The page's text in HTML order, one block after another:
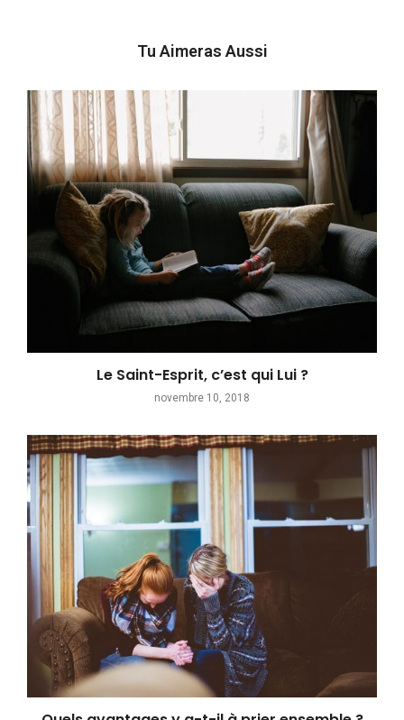
Tu Aimeras Aussi
Le Saint-Esprit, c’est qui Lui ?
novembre 10, 2018